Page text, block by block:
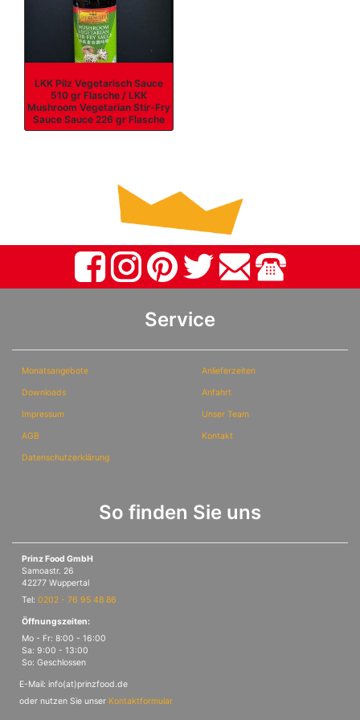
LKK Pilz Vegetarisch Sauce
510 gr Flasche / LKK
Mushroom Vegetarian Stir-Fry
Sauce Sauce 226 gr Flasche
Service
Monatsangebote
Downloads
Impressum
AGB
Datenschutzerklärung
Anlieferzeiten
Anfahrt
Unser Team
Kontakt
So finden Sie uns
Prinz Food GmbH
Samoastr. 26
42277 Wuppertal
Tel: 0202 - 76 95 48 86
Öffnungszeiten:
Mo - Fr: 8:00 - 16:00
Sa: 9:00 - 13:00
So: Geschlossen
E-Mail: info(at)prinzfood.de
oder nutzen Sie unser Kontaktformular